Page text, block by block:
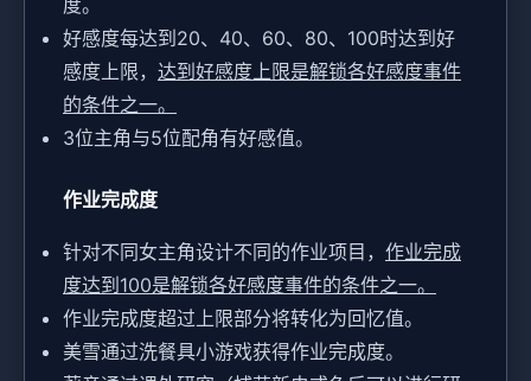
度。
好感度每达到20、40、60、80、100时达到好
感度上限， 达到好感度上限是解锁各好感度事件
的条件之一。
3位主角与5位配角有好感值。
作业完成度
针对不同女主角设计不同的作业项目， 作业完成
度达到100是解锁各好感度事件的条件之一。
作业完成度超过上限部分将转化为回忆值。
美雪通过洗餐具小游戏获得作业完成度。